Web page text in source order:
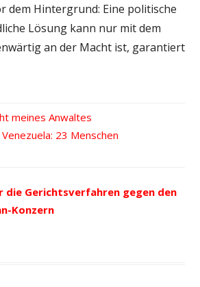
dem Hintergrund: Eine politische
Lösung kann nur mit dem
an der Macht ist, garantiert
meines Anwaltes
23 Menschen
die Gerichtsverfahren gegen den
Konzern